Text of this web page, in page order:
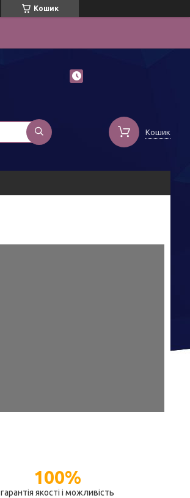
Кошик
Кошик
100%
гарантія якості і можливість